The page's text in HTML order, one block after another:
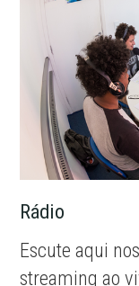
Rádio
Escute aqui
streaming ao